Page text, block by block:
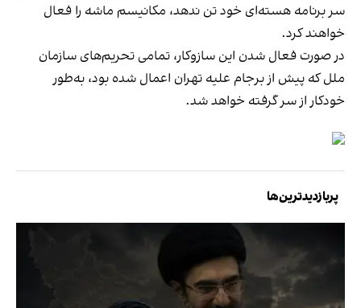
سر برنامه هسته‌ای خود تن ندهد، مکانیسم ماشه را فعال
خواهند کرد.
در صورت فعال شدن این سازوکار، تمامی تحریم‌های سازمان
ملل که پیش از برجام علیه تهران اعمال شده بود، به‌طور
خودکار از سر گرفته خواهد شد.
پربازدیدترین‌ها